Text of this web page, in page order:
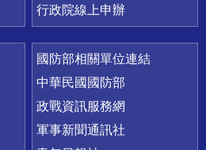
行政院線上申辦
國防部相關單位連結
中華民國國防部
政戰資訊服務網
軍事新聞通訊社